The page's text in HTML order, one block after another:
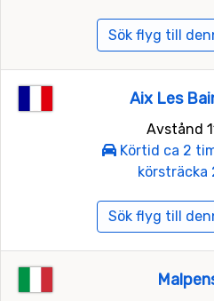
Sök flyg till
Aix Les
Avstånd
Körtid ca 2
körsträcka
Sök flyg till